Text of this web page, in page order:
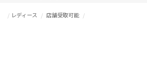
レディース 店舗受取可能